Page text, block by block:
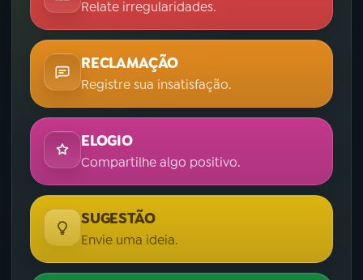
Instagram
Relate irregularidades.
RECLAMAÇÃO
Registre sua insatisfação.
ELOGIO
Compartilhe algo positivo.
SUGESTÃO
Envie uma ideia.